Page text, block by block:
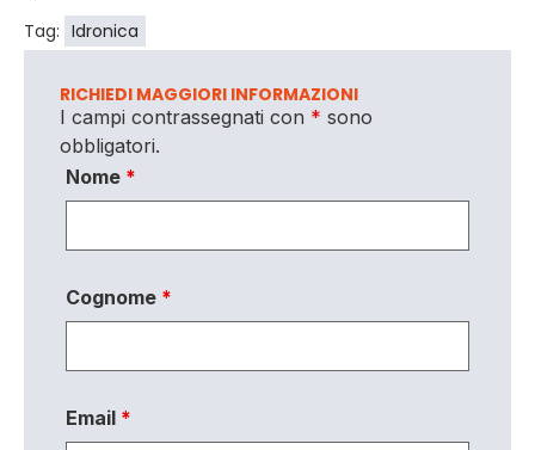
Tag: Idronica
RICHIEDI MAGGIORI INFORMAZIONI
I campi contrassegnati con * sono
obbligatori.
Nome *
Cognome *
Email *